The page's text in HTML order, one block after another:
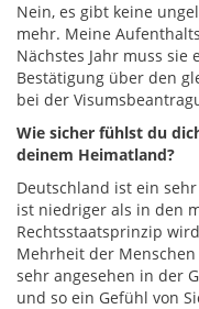
Nein, es gibt keine
mehr. Meine
Nächstes Jahr muss
Bestätigung über den
bei der
Wie sicher fühlst du
deinem Heimatland?
Deutschland ist ein
ist niedriger als in den
Rechtsstaatsprinzip
Mehrheit der
sehr angesehen in der
und so ein Gefühl von